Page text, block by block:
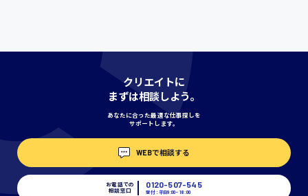
クリエイトに
まずは相談しよう。
あなたに合った最適な仕事探しを
サポートします。
WEBで相談する
お電話での
相談窓口
0120-507-545
受付：平日9:00 - 18:00